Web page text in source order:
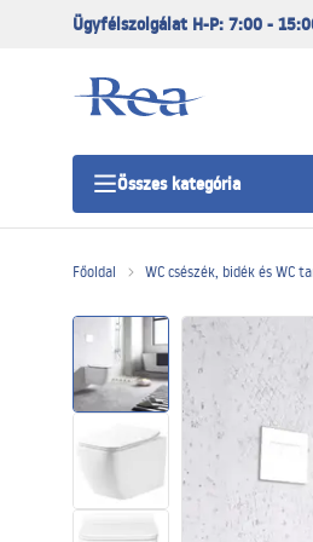
Ügyfélszolgálat H-P: 7:00 -
Összes kategória
Zuhanyajtó
Zuhanytálcák
Zuhanylefolyók
Főoldal WC csészék, bidék és WC